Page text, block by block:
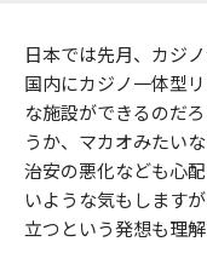
日本では先月、カジ
国内にカジノ一体型
な施設ができるのだ
うか、マカオみたい
治安の悪化なども心
いような気もします
立つという発想も理